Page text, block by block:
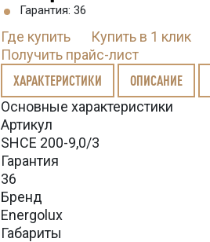
Гарантия: 36
Где купить
Купить в 1 клик
Получить прайс-лист
ХАРАКТЕРИСТИКИ ОПИСАНИЕ
Основные характеристики
Артикул
SHCE 200-9,0/3
Гарантия
36
Бренд
Energolux
Габариты